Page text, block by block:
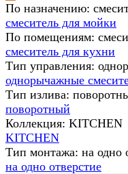
По назначению:
смеситель для мойки
По помещениям:
смеситель для кухни
Тип управления:
однорычажные
Тип излива:
поворотный
Коллекция: KITCHEN
KITCHEN
Тип монтажа: на одно
на одно отверстие